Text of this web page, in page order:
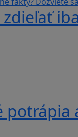
potrápia